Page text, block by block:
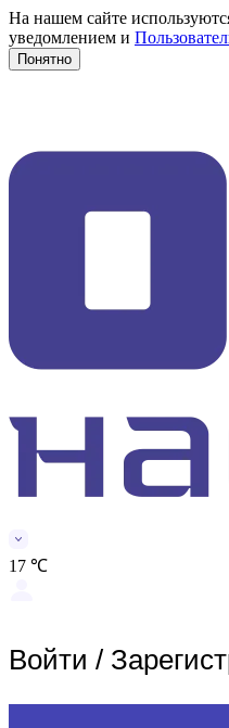
На нашем сайте
уведомлением и
Понятно
17 ℃
Войти /